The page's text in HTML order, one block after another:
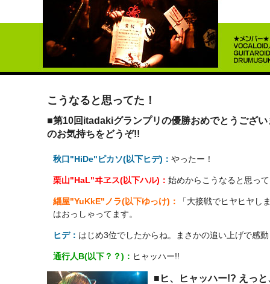
こうなると思ってた！
■第10回itadakiグランプリの優勝おめでとうござ
のお気持ちをどうぞ!!
秋口"HiDe"ピカソ(以下ヒデ)： やったー！
栗山"HaL"ヰヱス(以下ハル)： 始めからこうなると思っ
緇屋"YuKkE"ノラ(以下ゆっけ)：
「大接戦でヒヤヒヤし
はおっしゃってます。
ヒデ： はじめ3位でしたからね。まさかの追い上げで感
通行人B(以下？？)： ヒャッハー!!
■ヒ、ヒャッハー!? えっ